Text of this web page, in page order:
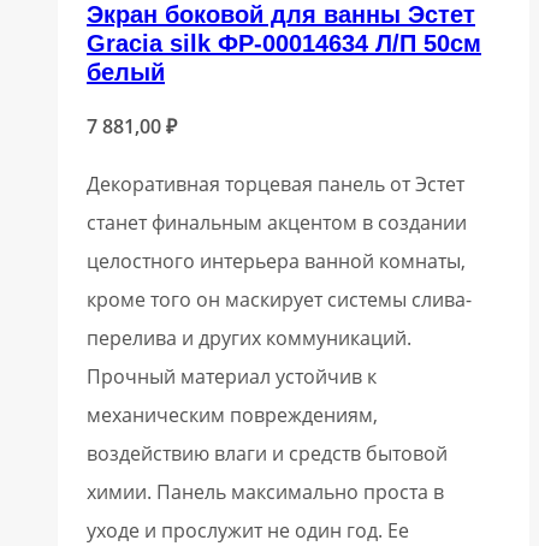
Экран боковой для ванны Эстет
Gracia silk ФР-00014634 Л/П 50см
белый
7 881,00₽
Декоративная торцевая панель от Эстет
станет финальным акцентом в создании
целостного интерьера ванной комнаты,
кроме того он маскирует системы слива-
перелива и других коммуникаций.
Прочный материал устойчив к
механическим повреждениям,
воздействию влаги и средств бытовой
химии. Панель максимально проста в
уходе и прослужит не один год. Ее